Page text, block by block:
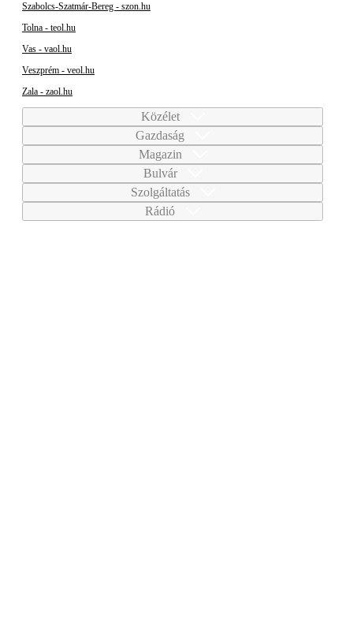
Szabolcs-Szatmár-Bereg - szon.hu
Tolna - teol.hu
Vas - vaol.hu
Veszprém - veol.hu
Zala - zaol.hu
Közélet
Gazdaság
Magazin
Bulvár
Szolgáltatás
Rádió